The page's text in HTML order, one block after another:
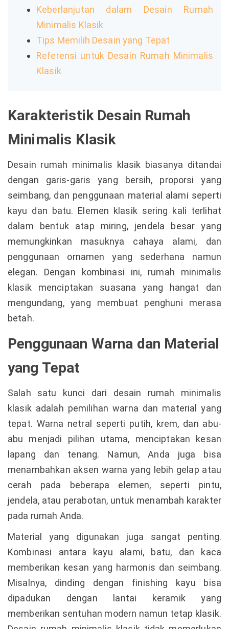
Keberlanjutan dalam Desain Rumah
Minimalis Klasik
Tips Memilih Desain yang Tepat
Referensi untuk Desain Rumah Minimalis
Klasik
Karakteristik Desain Rumah
Minimalis Klasik
Desain rumah minimalis klasik biasanya ditandai
dengan garis-garis yang bersih, proporsi yang
seimbang, dan penggunaan material alami seperti
kayu dan batu. Elemen klasik sering kali terlihat
dalam bentuk atap miring, jendela besar yang
memungkinkan masuknya cahaya alami, dan
penggunaan ornamen yang sederhana namun
elegan. Dengan kombinasi ini, rumah minimalis
klasik menciptakan suasana yang hangat dan
mengundang, yang membuat penghuni merasa
betah.
Penggunaan Warna dan Material
yang Tepat
Salah satu kunci dari desain rumah minimalis
klasik adalah pemilihan warna dan material yang
tepat. Warna netral seperti putih, krem, dan abu-
abu menjadi pilihan utama, menciptakan kesan
lapang dan tenang. Namun, Anda juga bisa
menambahkan aksen warna yang lebih gelap atau
cerah pada beberapa elemen, seperti pintu,
jendela, atau perabotan, untuk menambah karakter
pada rumah Anda.
Material yang digunakan juga sangat penting.
Kombinasi antara kayu alami, batu, dan kaca
memberikan kesan yang harmonis dan seimbang.
Misalnya, dinding dengan finishing kayu bisa
dipadukan dengan lantai keramik yang
memberikan sentuhan modern namun tetap klasik.